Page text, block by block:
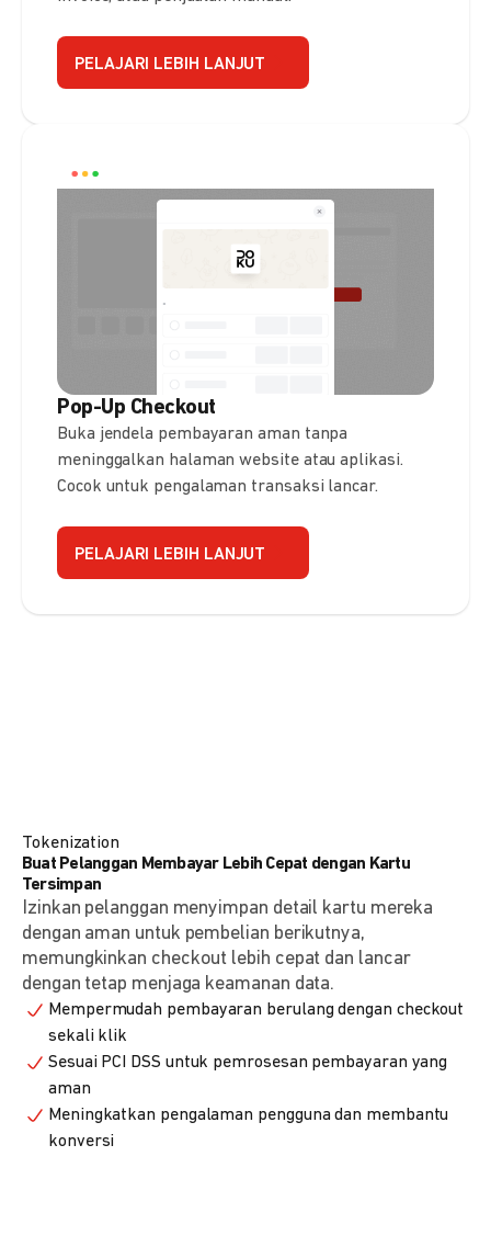
PELAJARI LEBIH LANJUT
Pop-Up Checkout
Buka jendela pembayaran aman tanpa
meninggalkan halaman website atau aplikasi.
Cocok untuk pengalaman transaksi lancar.
PELAJARI LEBIH LANJUT
Tokenization
Buat Pelanggan Membayar Lebih Cepat dengan Kartu
Tersimpan
Izinkan pelanggan menyimpan detail kartu mereka
dengan aman untuk pembelian berikutnya,
memungkinkan checkout lebih cepat dan lancar
dengan tetap menjaga keamanan data.
Mempermudah pembayaran berulang dengan checkout
sekali klik
Sesuai PCI DSS untuk pemrosesan pembayaran yang
aman
Meningkatkan pengalaman pengguna dan membantu
konversi